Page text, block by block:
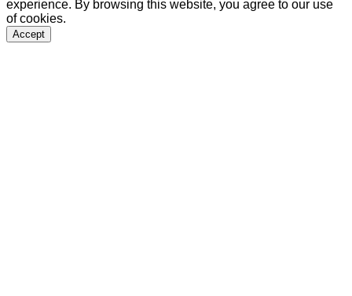
experience. By browsing this website, you agree to our use
of cookies.
Accept